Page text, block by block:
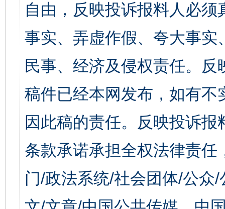
自由，反映投诉报料人必
事实、弄虚作假、夸大事
民事、经济及侵权责任。
稿件已经本网发布，如有
因此稿的责任。反映投诉
条款承诺承担全权法律责
门/政法系统/社会团体/公众